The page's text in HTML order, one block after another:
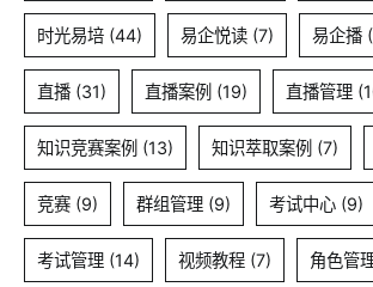
时光易培 (44) 易企悦读 (7) 易企播
直播 (31) 直播案例 (19) 直播管理
知识竞赛案例 (13) 知识萃取案例 (7)
竞赛 (9) 群组管理 (9) 考试中心 (9)
考试管理 (14) 视频教程 (7) 角色管